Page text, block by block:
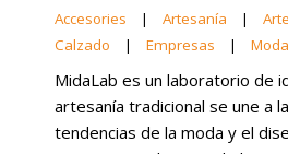
Accesories | Artesanía |
Calzado
| Empresas | Moda
MidaLab es un laboratorio de
artesanía tradicional se une a
tendencias de la moda y el